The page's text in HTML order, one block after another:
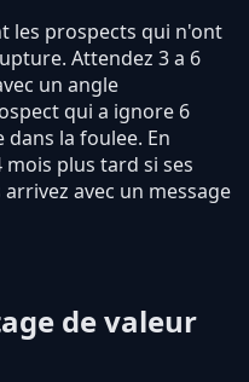
les prospects qui n'ont
Attendez 3 a 6
un angle
qui a ignore 6
la foulee. En
plus tard si ses
avec un message
de valeur